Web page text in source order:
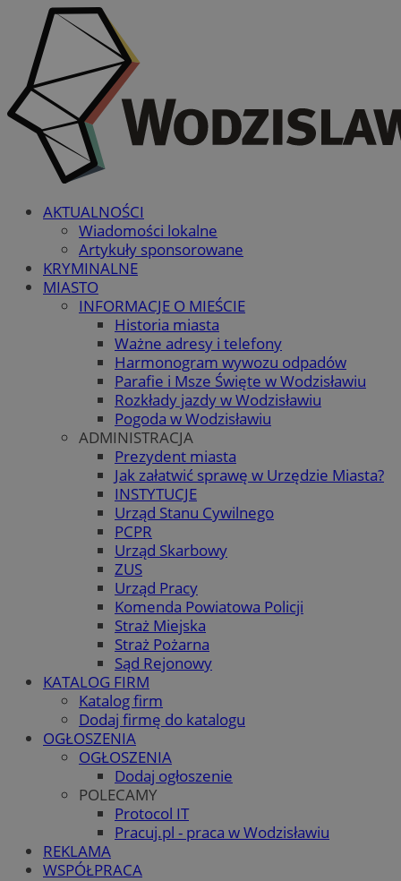
AKTUALNOŚCI
Wiadomości lokalne
Artykuły sponsorowane
KRYMINALNE
MIASTO
INFORMACJE O MIEŚCIE
Historia miasta
Ważne adresy i telefony
Harmonogram wywozu odpadów
Parafie i Msze Święte w Wodzisławiu
Rozkłady jazdy w Wodzisławiu
Pogoda w Wodzisławiu
ADMINISTRACJA
Prezydent miasta
Jak załatwić sprawę w Urzędzie Miasta?
INSTYTUCJE
Urząd Stanu Cywilnego
PCPR
Urząd Skarbowy
ZUS
Urząd Pracy
Komenda Powiatowa Policji
Straż Miejska
Straż Pożarna
Sąd Rejonowy
KATALOG FIRM
Katalog firm
Dodaj firmę do katalogu
OGŁOSZENIA
OGŁOSZENIA
Dodaj ogłoszenie
POLECAMY
Protocol IT
Pracuj.pl - praca w Wodzisławiu
REKLAMA
WSPÓŁPRACA